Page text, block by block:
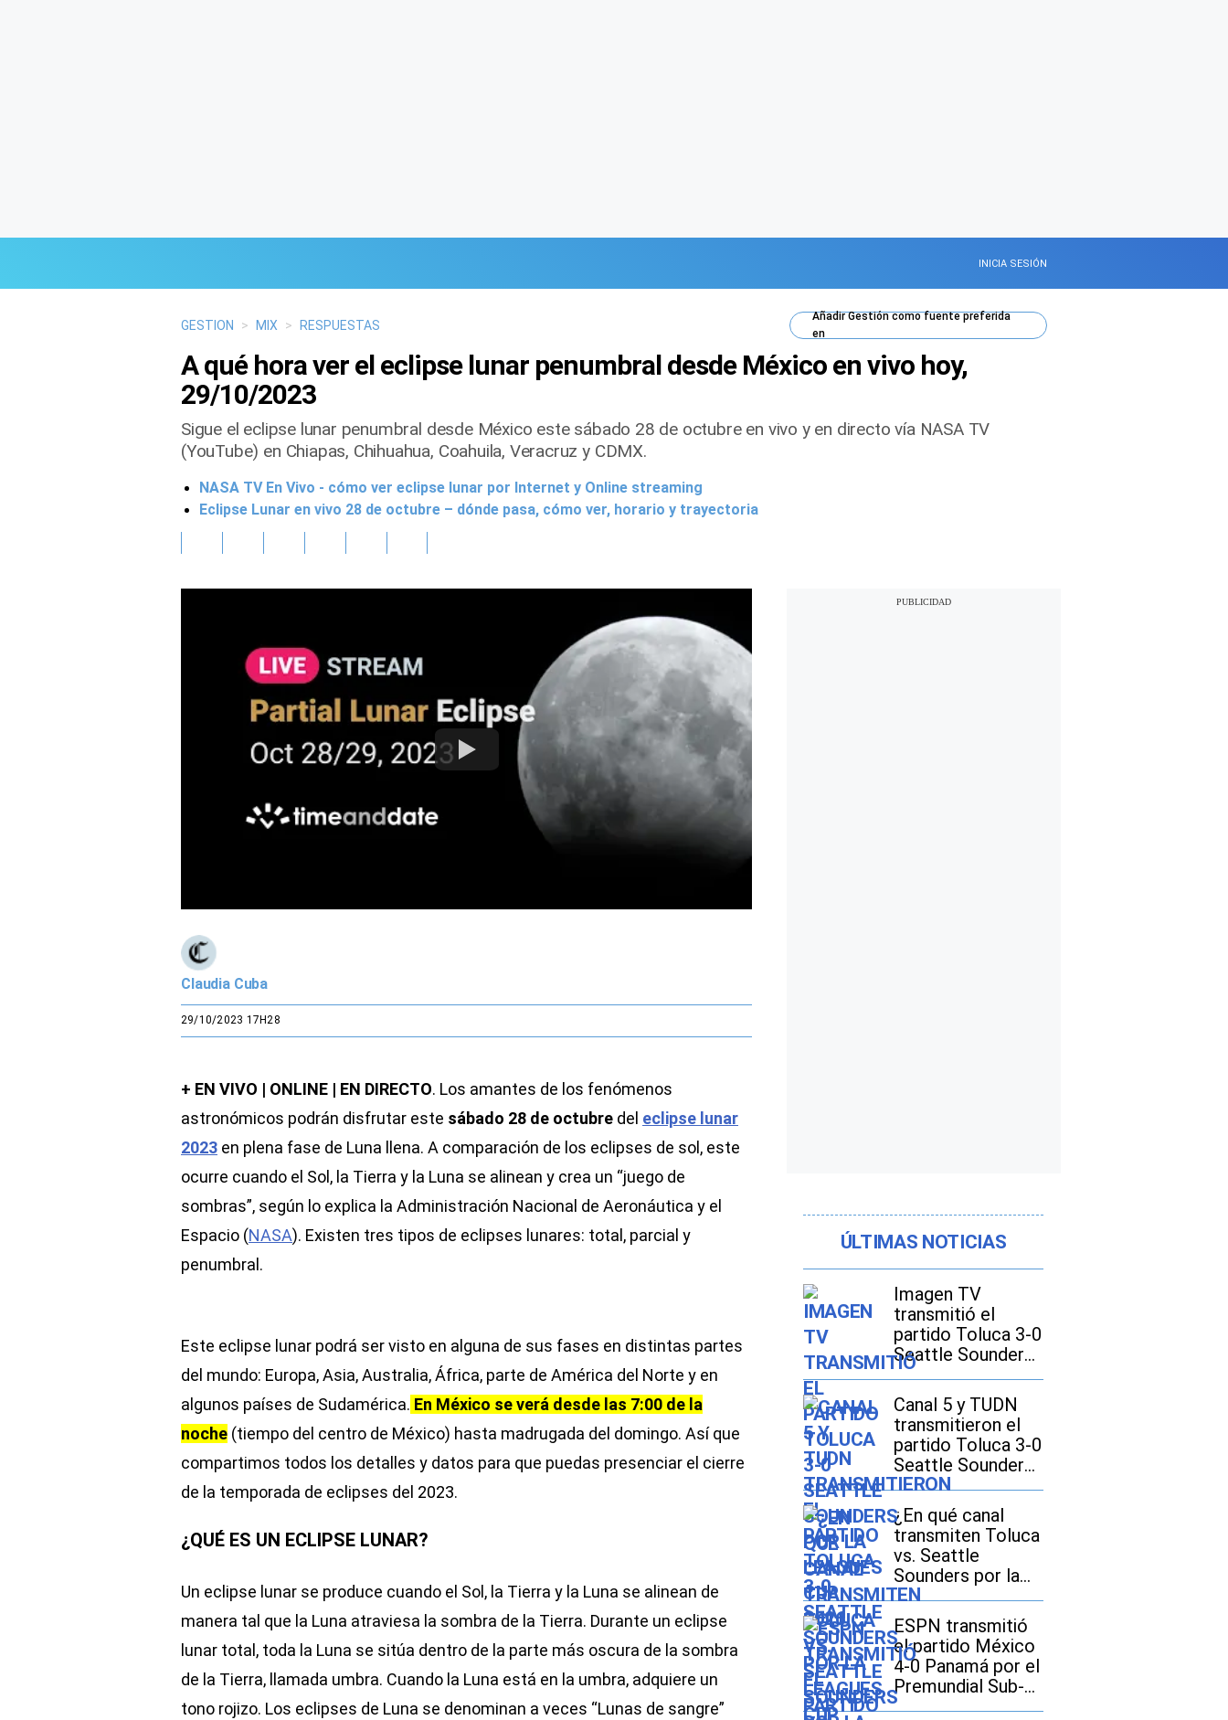
INICIA SESIÓN
GESTION > MIX > RESPUESTAS
AñadirGestióncomo fuente preferida
en
A qué hora ver el eclipse lunar penumbral desde México en vivo hoy,
29/10/2023
Sigue el eclipse lunar penumbral desde México este sábado 28 de octubre en vivo y en directo vía NASA TV
(YouTube) en Chiapas, Chihuahua, Coahuila, Veracruz y CDMX.
NASA TV En Vivo - cómo ver eclipse lunar por Internet y Online streaming
Eclipse Lunar en vivo 28 de octubre – dónde pasa, cómo ver, horario y trayectoria
Claudia Cuba
29/10/2023 17H28
+ EN VIVO | ONLINE | EN DIRECTO. Los amantes de los fenómenos
astronómicos podrán disfrutar este sábado 28 de octubre del eclipse lunar
2023 en plena fase de Luna llena. A comparación de los eclipses de sol, este
ocurre cuando el Sol, la Tierra y la Luna se alinean y crea un “juego de
sombras”, según lo explica la Administración Nacional de Aeronáutica y el
Espacio (NASA). Existen tres tipos de eclipses lunares: total, parcial y
penumbral.
Este eclipse lunar podrá ser visto en alguna de sus fases en distintas partes
del mundo: Europa, Asia, Australia, África, parte de América del Norte y en
algunos países de Sudamérica. En México se verá desde las 7:00 de la
noche (tiempo del centro de México) hasta madrugada del domingo. Así que
compartimos todos los detalles y datos para que puedas presenciar el cierre
de la temporada de eclipses del 2023.
¿QUÉ ES UN ECLIPSE LUNAR?
Un eclipse lunar se produce cuando el Sol, la Tierra y la Luna se alinean de
manera tal que la Luna atraviesa la sombra de la Tierra. Durante un eclipse
lunar total, toda la Luna se sitúa dentro de la parte más oscura de la sombra
de la Tierra, llamada umbra. Cuando la Luna está en la umbra, adquiere un
tono rojizo. Los eclipses de Luna se denominan a veces “Lunas de sangre”
ÚLTIMAS NOTICIAS
Imagen TV
transmitió el
partido Toluca 3-0
Seattle Sounders
por la Leagues
Cup 2026
Canal 5 y TUDN
transmitieron el
partido Toluca 3-0
Seattle Sounders
por la Leagues
Cup 2026
¿En qué canal
transmiten Toluca
vs. Seattle
Sounders por la
Leagues Cup 2026
en EE.UU. y
México?
ESPN transmitió
el partido México
4-0 Panamá por el
Premundial Sub-
20